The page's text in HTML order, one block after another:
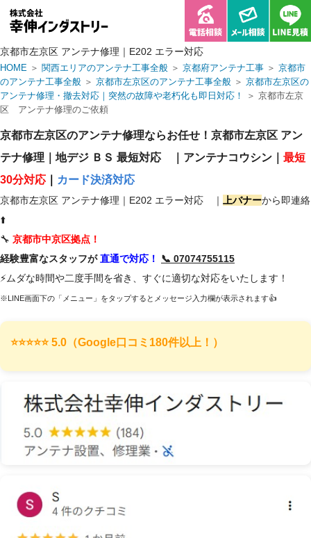
京都市左京区 アンテナ修理｜E202 エラー対応
HOME ＞ 関西エリアのアンテナ工事全般 ＞ 京都府アンテナ工事 ＞ 京都市
のアンテナ工事全般 ＞ 京都市左京区のアンテナ工事全般 ＞ 京都市左京区の
アンテナ修理・撤去対応｜突然の故障や老朽化も即日対応！
＞ 京都市左京
区 アンテナ修理のご依頼
京都市左京区のアンテナ修理ならお任せ！京都市左京区 アン
テナ修理｜地デジ ＢＳ 最短対応 ｜アンテナコウシン｜ 最短
30分対応 ｜ カード決済対応
京都市左京区 アンテナ修理｜E202 エラー対応 ｜ 上バナーから即連絡
⬆️
🔧 京都市中京区拠点！
経験豊富なスタッフが直通で対応！
📞 07074755115
⚡ムダな時間や二度手間を省き、すぐに適切な対応をいたします！
※LINE画面下の「メニュー」をタップするとメッセージ入力欄が表示されます👍
⭐️⭐️⭐️⭐️⭐️ 5.0（Google口コミ180件以上！）